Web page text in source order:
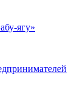
ягу»